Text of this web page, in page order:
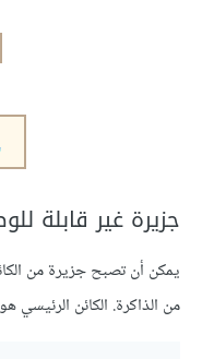
جزيرة غير قابلة
يمكن أن تصبح جزيرة من
من الذاكرة. الكائن الرئيسي